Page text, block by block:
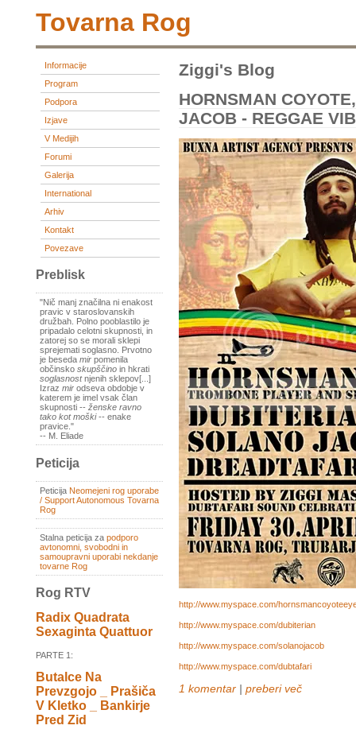
Tovarna Rog
Informacije
Program
Podpora
Izjave
V Medijih
Forumi
Galerija
International
Arhiv
Kontakt
Povezave
Preblisk
"Nič manj značilna ni enakost
pravic v staroslovanskih
družbah. Polno pooblastilo je
pripadalo celotni skupnosti, in
zatorej so se morali sklepi
sprejemati soglasno. Prvotno
je beseda mir pomenila
občinsko skupščino in hkrati
soglasnostnjenih sklepov[...]
Izraz mir odseva obdobje v
katerem je imel vsak član
skupnosti -- ženske ravno
tako kot moški-- enake
pravice."
-- M. Eliade
Peticija
Peticija Neomejeni rog uporabe
/ Support Autonomous Tovarna
Rog
Stalna peticija za podporo
avtonomni, svobodni in
samoupravni uporabi nekdanje
tovarne Rog
Rog RTV
Radix Quadrata
Sexaginta Quattuor
PARTE 1:
Butalce Na
Prevzgojo _ Prašiča
V Kletko _ Bankirje
Pred Zid
Ziggi's Blog
HORNSMAN
JACOB - REGGAE
http://www.myspace.com/
http://www.myspace.com/dubiterian
http://www.myspace.com/solanojacob
http://www.myspace.com/dubtafari
1 komentar | preberi več